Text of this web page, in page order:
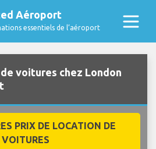
Aéroport
essentiels de l’aéroport
voitures chez London
PRIX DE LOCATION DE
VOITURES